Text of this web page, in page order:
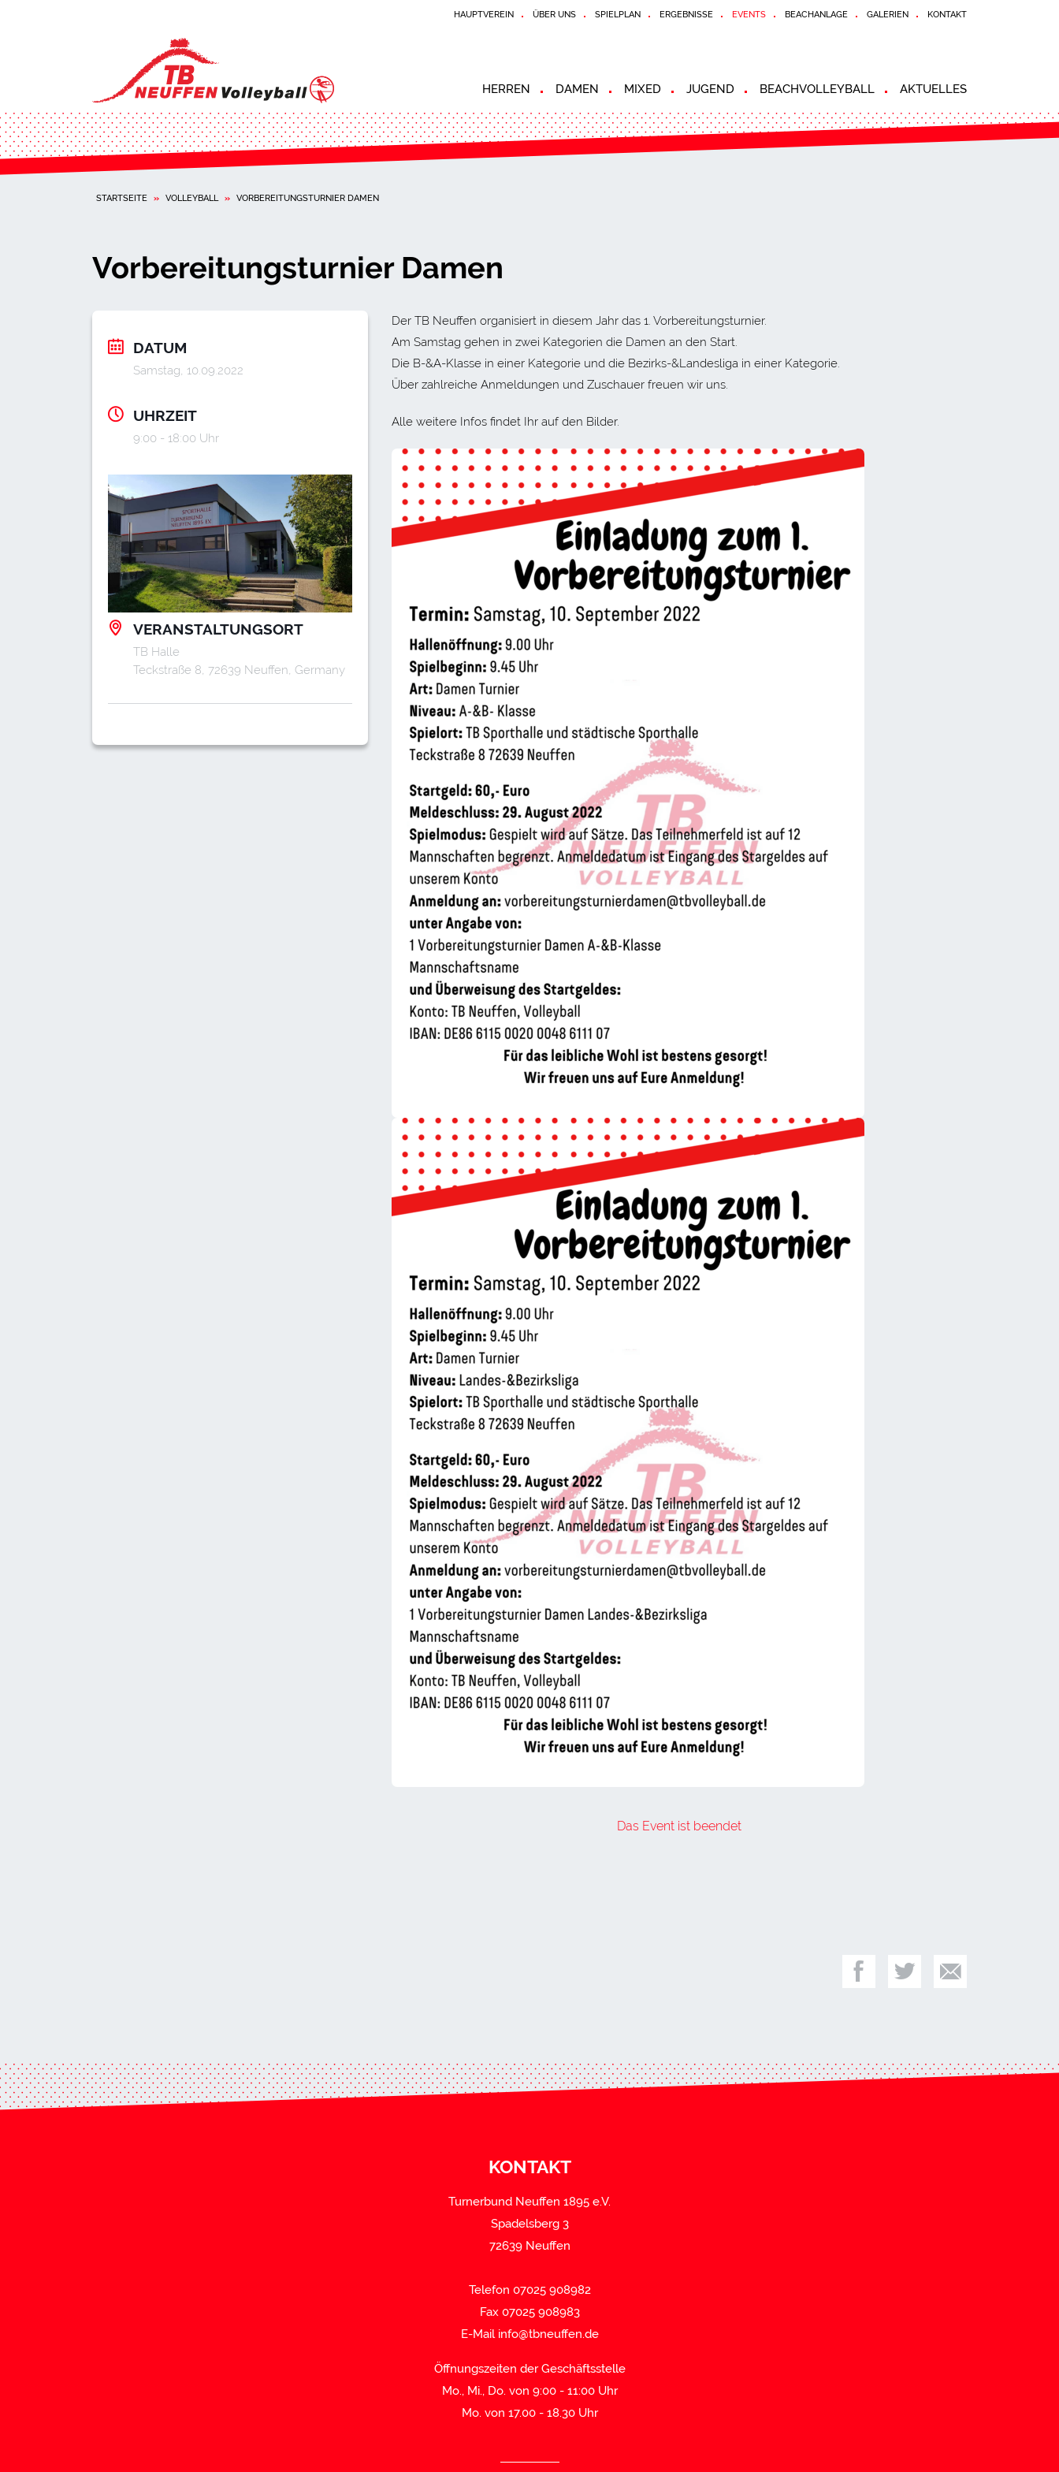
HAUPTVEREIN ÜBER UNS SPIELPLAN ERGEBNISSE EVENTS BEACHANLAGE GALERIEN KONTAKT
HERREN DAMEN MIXED JUGEND BEACHVOLLEYBALL AKTUELLES
STARTSEITE » VOLLEYBALL » VORBEREITUNGSTURNIER DAMEN
Vorbereitungsturnier Damen
DATUM
Samstag, 10.09.2022
UHRZEIT
9:00 - 18:00 Uhr
VERANSTALTUNGSORT
TB Halle
Teckstraße 8, 72639 Neuffen, Germany
Der TB Neuffen organisiert in diesem Jahr das 1. Vorbereitungsturnier.
Am Samstag gehen in zwei Kategorien die Damen an den Start.
Die B-&A-Klasse in einer Kategorie und die Bezirks-&Landesliga in einer Kategorie.
Über zahlreiche Anmeldungen und Zuschauer freuen wir uns.
Alle weitere Infos findet Ihr auf den Bilder.
Das Event ist beendet
KONTAKT
Turnerbund Neuffen 1895 e.V.
Spadelsberg 3
72639 Neuffen
Telefon 07025 908982
Fax 07025 908983
E-Mail info@tbneuffen.de
Öffnungszeiten der Geschäftsstelle
Mo., Mi., Do. von 9:00 - 11:00 Uhr
Mo. von 17.00 - 18.30 Uhr